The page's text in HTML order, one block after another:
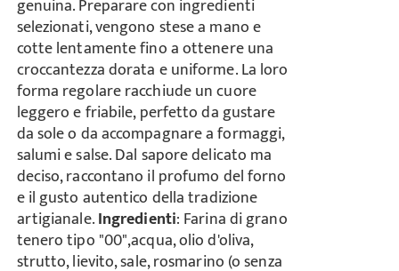
genuina. Preparare con ingredienti
selezionati, vengono stese a mano e
cotte lentamente fino a ottenere una
croccantezza dorata e uniforme. La loro
forma regolare racchiude un cuore
leggero e friabile, perfetto da gustare
da sole o da accompagnare a formaggi,
salumi e salse. Dal sapore delicato ma
deciso, raccontano il profumo del forno
e il gusto autentico della tradizione
artigianale.Ingredienti: Farina di grano
tenero tipo "00",acqua, olio d'oliva,
strutto, lievito, sale, rosmarino (o senza